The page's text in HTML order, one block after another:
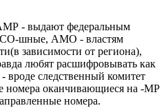
- выдают федеральным
шные, АМО - властям
зависимости от региона),
любят расшифровывать как
следственный комитет
номера оканчивающиеся на -МР
номера.